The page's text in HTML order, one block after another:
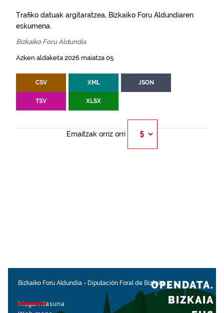
Trafiko datuak argitaratzea, Bizkaiko Foru Aldundiaren
eskumena.
Bizkaiko Foru Aldundia
Azken aldaketa 2026 maiatza 05
CSV XML JSON
TSV XLSX
Emaitzak orriz orri
Bizkaiko Foru Aldundia - Diputación Foral de Bizkaia
Irisgarritasuna
OPENDATA.
BIZKAIA